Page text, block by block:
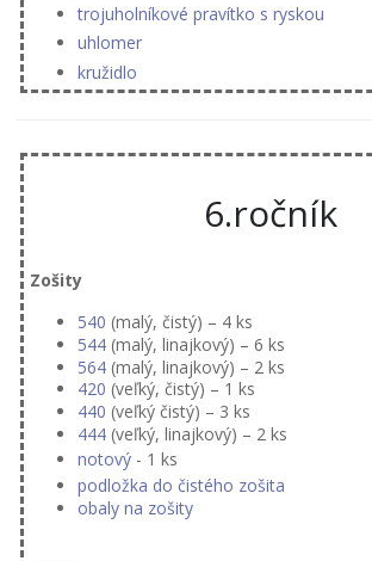
trojuholníkové pravítko s ryskou
uhlomer
kružidlo
6.ročník
Zošity
540 (malý, čistý) – 4 ks
544 (malý, linajkový) – 6 ks
564 (malý, linajkový) – 2 ks
420 (veľký, čistý) – 1 ks
440 (veľký čistý) – 3 ks
444 (veľký, linajkový) – 2 ks
notový - 1 ks
podložka do čistého zošita
obaly na zošity